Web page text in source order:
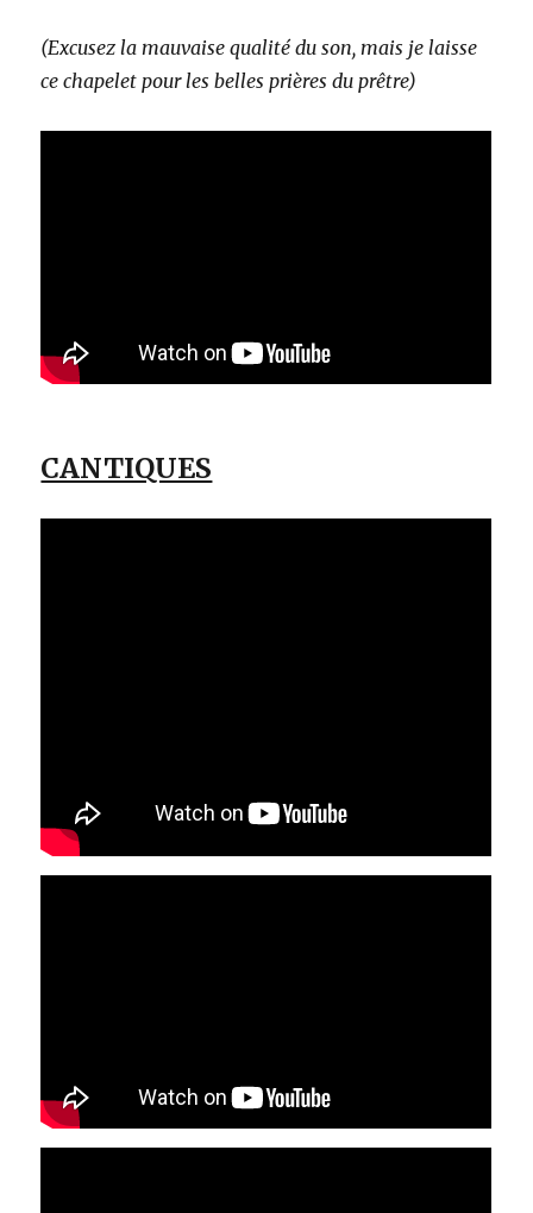
(Excusez la mauvaise qualité du son, mais je laisse
ce chapelet pour les belles prières du prêtre)
CANTIQUES